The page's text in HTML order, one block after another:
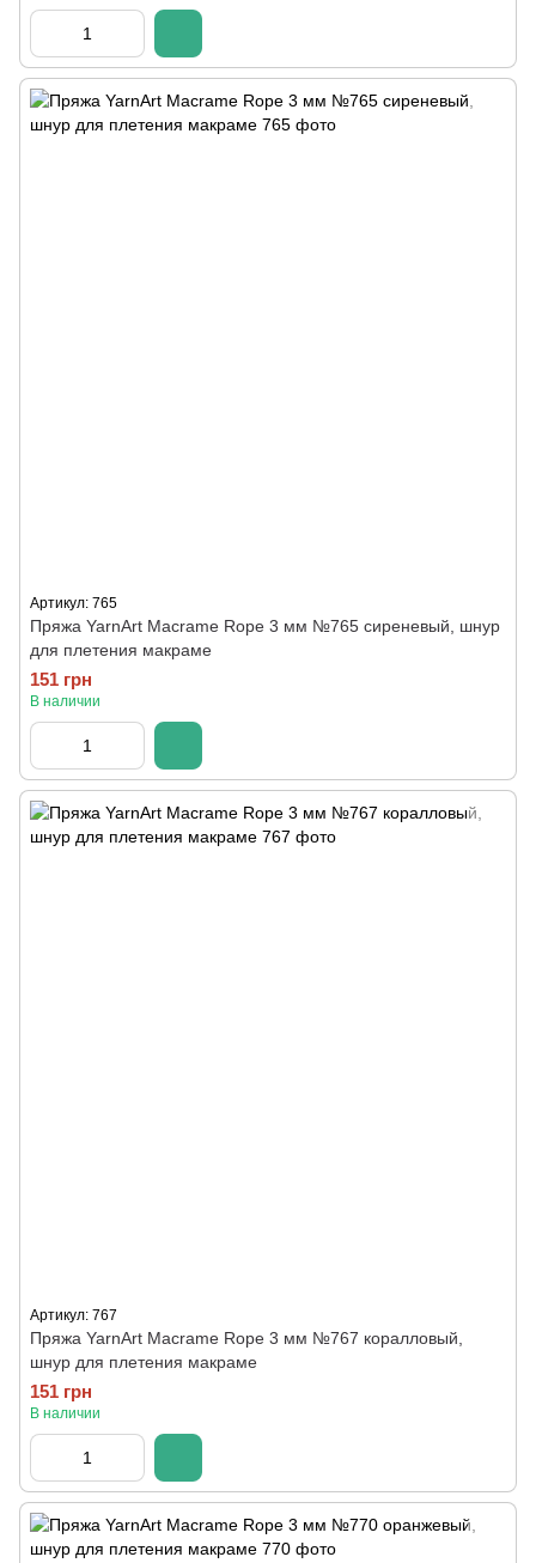
Артикул: 765
Пряжа YarnArt Macrame Rope 3 мм №765 сиреневый, шнур
для плетения макраме
151 грн
В наличии
Артикул: 767
Пряжа YarnArt Macrame Rope 3 мм №767 коралловый,
шнур для плетения макраме
151 грн
В наличии